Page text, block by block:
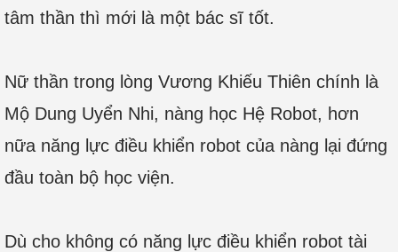
tâm thần thì mới là một bác sĩ tốt.
Nữ thần trong lòng Vương Khiếu Thiên chính là
Mộ Dung Uyển Nhi, nàng học Hệ Robot, hơn
nữa năng lực điều khiển robot của nàng lại đứng
đầu toàn bộ học viện.
Dù cho không có năng lực điều khiển robot tài